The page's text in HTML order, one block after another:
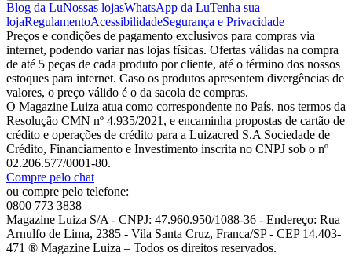
Blog da LuNossas lojasWhatsApp da LuTenha sua
lojaRegulamentoAcessibilidadeSegurança e Privacidade
Preços e condições de pagamento exclusivos para compras via
internet, podendo variar nas lojas físicas. Ofertas válidas na compra
de até 5 peças de cada produto por cliente, até o término dos nossos
estoques para internet. Caso os produtos apresentem divergências de
valores, o preço válido é o da sacola de compras.
O Magazine Luiza atua como correspondente no País, nos termos da
Resolução CMN nº 4.935/2021, e encaminha propostas de cartão de
crédito e operações de crédito para a Luizacred S.A Sociedade de
Crédito, Financiamento e Investimento inscrita no CNPJ sob o nº
02.206.577/0001-80.
Compre pelo chat
ou compre pelo telefone:
0800 773 3838
Magazine Luiza S/A - CNPJ: 47.960.950/1088-36 - Endereço: Rua
Arnulfo de Lima, 2385 - Vila Santa Cruz, Franca/SP - CEP 14.403-
471 ® Magazine Luiza – Todos os direitos reservados.